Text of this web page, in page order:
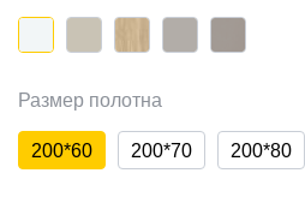
Размер полотна
200*60 200*70 200*80